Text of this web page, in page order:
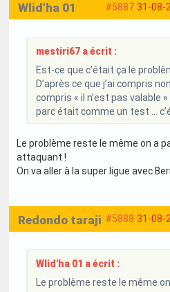
#5887 31-08-
Wlid'ha 01
mestiri67 a écrit :
Est-ce que c’était ça le
D’après ce que j’ai compris
compris « il n’est pas valable
parc était comme un test …
Le problème reste le même on a
attaquant !
On va aller à la super ligue avec
#5888 31-08-
Redondo taraji
Wlid'ha 01 a écrit :
Le problème reste le même